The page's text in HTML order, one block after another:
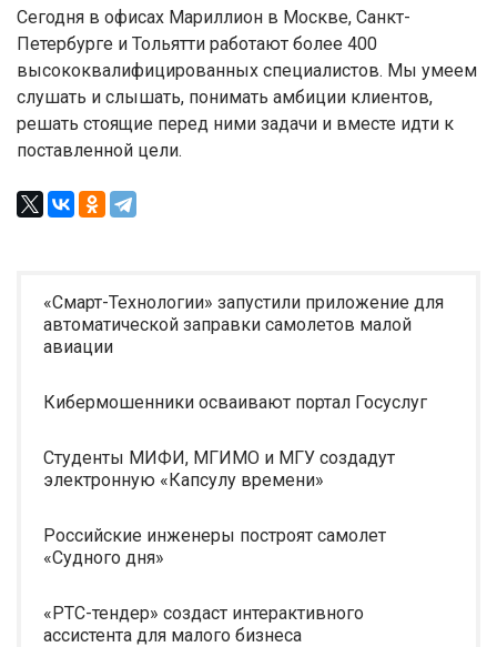
Сегодня в офисах Мариллион в Москве, Санкт-
Петербурге и Тольятти работают более 400
высококвалифицированных специалистов. Мы умеем
слушать и слышать, понимать амбиции клиентов,
решать стоящие перед ними задачи и вместе идти к
поставленной цели.
«Смарт-Технологии» запустили приложение для
автоматической заправки самолетов малой
авиации
Кибермошенники осваивают портал Госуслуг
Студенты МИФИ, МГИМО и МГУ создадут
электронную «Капсулу времени»
Российские инженеры построят самолет
«Судного дня»
«РТС-тендер» создаст интерактивного
ассистента для малого бизнеса